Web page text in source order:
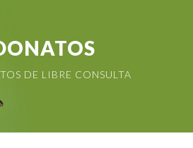
DE LIBRE CONSULTA